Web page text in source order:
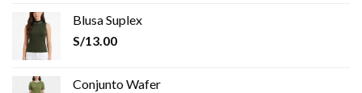
Blusa Suplex
S/13.00
Conjunto Wafer